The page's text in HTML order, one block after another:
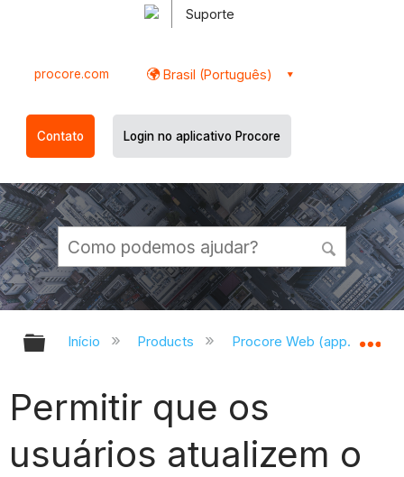
Suporte
procore.com Brasil (Português)
Contato Login no aplicativo Procore
Expandir/recolher hierarquia
Início Products Procore Web
Permitir que os
usuários atualizem o